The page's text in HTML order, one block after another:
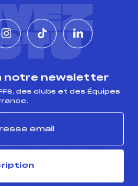
notre newsletter
des clubs et des Équipes